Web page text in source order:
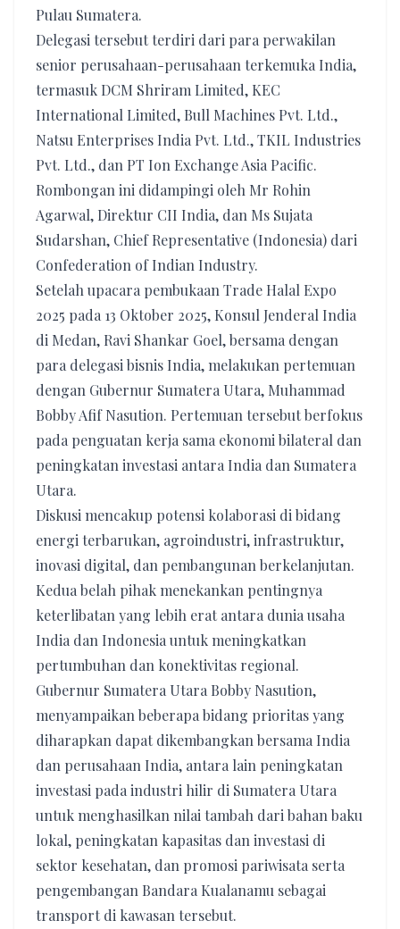
Pulau Sumatera.
Delegasi tersebut terdiri dari para perwakilan
senior perusahaan-perusahaan terkemuka India,
termasuk DCM Shriram Limited, KEC
International Limited, Bull Machines Pvt. Ltd.,
Natsu Enterprises India Pvt. Ltd., TKIL Industries
Pvt. Ltd., dan PT Ion Exchange Asia Pacific.
Rombongan ini didampingi oleh Mr Rohin
Agarwal, Direktur CII India, dan Ms Sujata
Sudarshan, Chief Representative (Indonesia) dari
Confederation of Indian Industry.
Setelah upacara pembukaan Trade Halal Expo
2025 pada 13 Oktober 2025, Konsul Jenderal India
di Medan, Ravi Shankar Goel, bersama dengan
para delegasi bisnis India, melakukan pertemuan
dengan Gubernur Sumatera Utara, Muhammad
Bobby Afif Nasution. Pertemuan tersebut berfokus
pada penguatan kerja sama ekonomi bilateral dan
peningkatan investasi antara India dan Sumatera
Utara.
Diskusi mencakup potensi kolaborasi di bidang
energi terbarukan, agroindustri, infrastruktur,
inovasi digital, dan pembangunan berkelanjutan.
Kedua belah pihak menekankan pentingnya
keterlibatan yang lebih erat antara dunia usaha
India dan Indonesia untuk meningkatkan
pertumbuhan dan konektivitas regional.
Gubernur Sumatera Utara Bobby Nasution,
menyampaikan beberapa bidang prioritas yang
diharapkan dapat dikembangkan bersama India
dan perusahaan India, antara lain peningkatan
investasi pada industri hilir di Sumatera Utara
untuk menghasilkan nilai tambah dari bahan baku
lokal, peningkatan kapasitas dan investasi di
sektor kesehatan, dan promosi pariwisata serta
pengembangan Bandara Kualanamu sebagai
transport di kawasan tersebut.